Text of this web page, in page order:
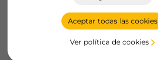
Aceptar todas las cookies
Ver política de cookies
Ficha de producto